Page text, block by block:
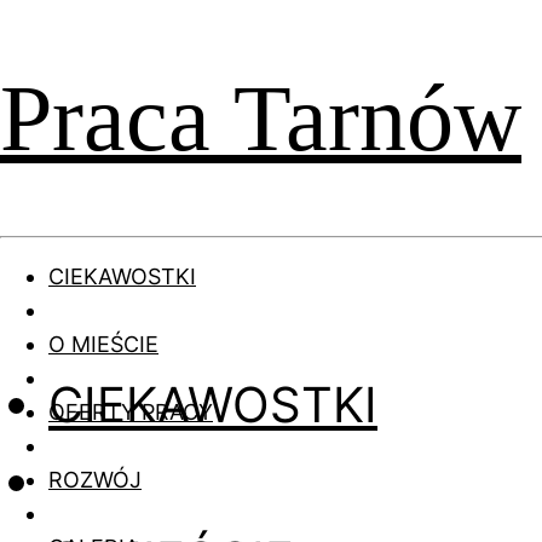
Praca Tarnów
CIEKAWOSTKI
O MIEŚCIE
OFERTY PRACY
ROZWÓJ
CIEKAWOSTKI